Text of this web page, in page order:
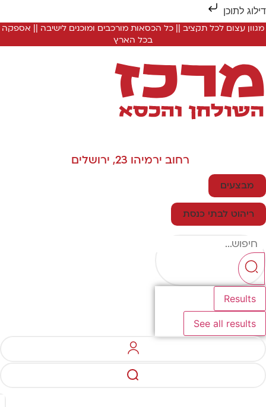
לתוכן
מגוון עצום לכל תקציב || כל הכסאות מורכבים ומוכנים לישיבה || אספקה
בכל הארץ
רחוב ירמיהו 23, ירושלים
מבצעים
ריהוט לבתי כנסת
Results
See all results